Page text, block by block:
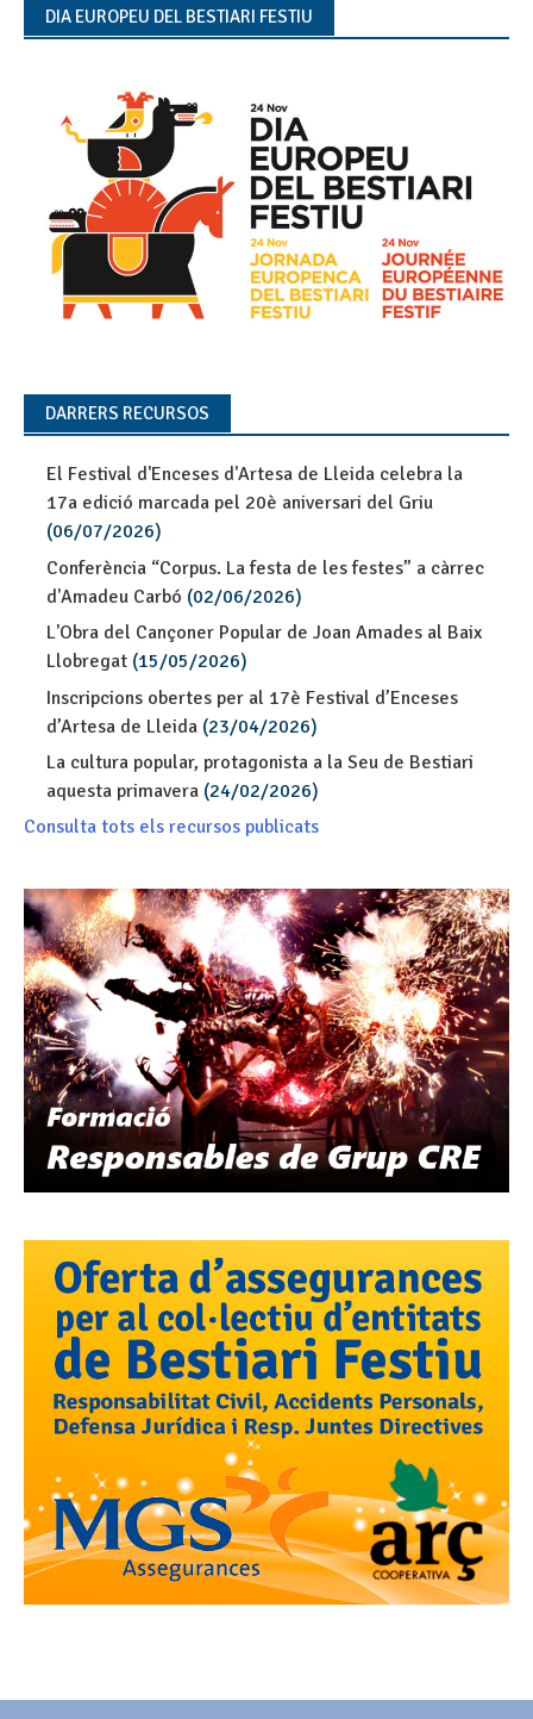
DIA EUROPEU DEL BESTIARI FESTIU
DARRERS RECURSOS
El Festival d'Enceses d'Artesa de Lleida celebra la
17a edició marcada pel 20è aniversari del Griu
(06/07/2026)
Conferència “Corpus. La festa de les festes” a càrrec
d'Amadeu Carbó (02/06/2026)
L'Obra del Cançoner Popular de Joan Amades al Baix
Llobregat (15/05/2026)
Inscripcions obertes per al 17è Festival d’Enceses
d’Artesa de Lleida (23/04/2026)
La cultura popular, protagonista a la Seu de Bestiari
aquesta primavera (24/02/2026)
Consulta tots els recursos publicats